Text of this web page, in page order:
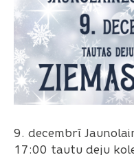
9. decembrī
17:00 tautu deju